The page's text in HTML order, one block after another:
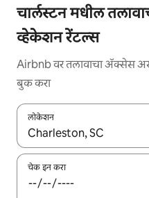
चार्लस्टन मधील
व्हेकेशन रेंटल्स
Airbnb वर तलावाचा ॲक्सेस
बुक करा
लोकेशन
जेव्हा परिणाम उपलब्ध असतील,
चेक इन करा